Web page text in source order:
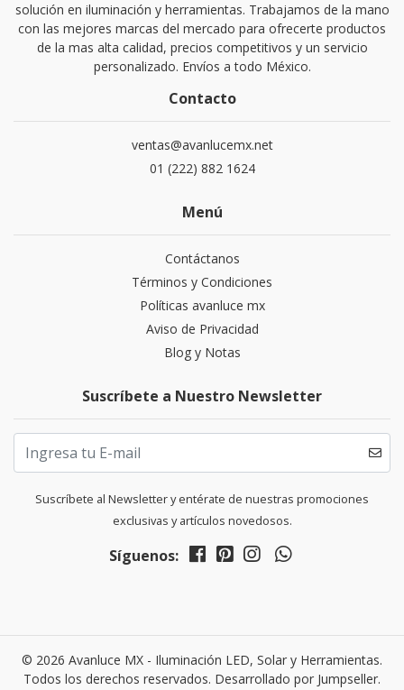
solución en iluminación y herramientas. Trabajamos de la mano
con las mejores marcas del mercado para ofrecerte productos
de la mas alta calidad, precios competitivos y un servicio
personalizado. Envíos a todo México.
Contacto
ventas@avanlucemx.net
01 (222) 882 1624
Menú
Contáctanos
Términos y Condiciones
Políticas avanluce mx
Aviso de Privacidad
Blog y Notas
Suscríbete a Nuestro Newsletter
Suscríbete al Newsletter y entérate de nuestras promociones
exclusivas y artículos novedosos.
Síguenos:
© 2026 Avanluce MX - Iluminación LED, Solar y Herramientas.
Todos los derechos reservados. Desarrollado por Jumpseller.